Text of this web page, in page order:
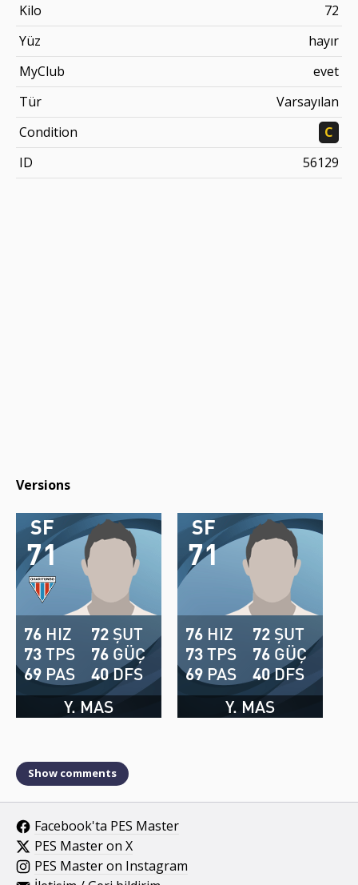
Kilo
72
Yüz
hayır
MyClub
evet
Tür
Varsayılan
Condition
C
ID
56129
Versions
71
SF
Y. MAS
76 HIZ
73TPS
69 PAS
72 ŞUT
76 GÜÇ
40DFS
71
SF
Y. MAS
76 HIZ
73TPS
69 PAS
72 ŞUT
76 GÜÇ
40DFS
Show comments
Facebook'ta PES Master
PES Master on X
PES Master on Instagram